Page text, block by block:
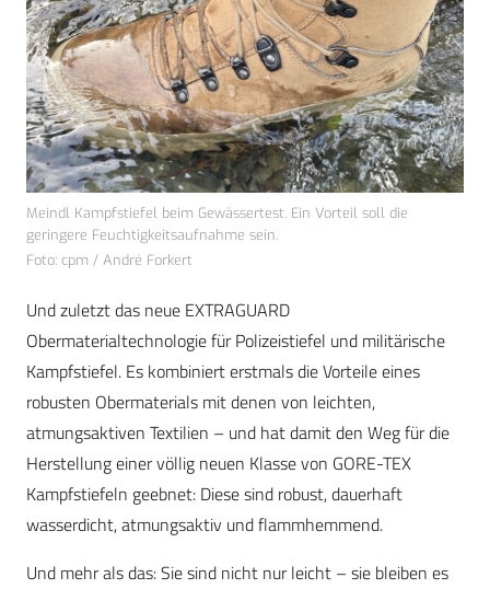
Meindl Kampfstiefel beim Gewässertest. Ein Vorteil soll die
geringere Feuchtigkeitsaufnahme sein.
Foto: cpm / André Forkert
Und zuletzt das neue EXTRAGUARD
Obermaterialtechnologie für Polizeistiefel und militärische
Kampfstiefel. Es kombiniert erstmals die Vorteile eines
robusten Obermaterials mit denen von leichten,
atmungsaktiven Textilien – und hat damit den Weg für die
Herstellung einer völlig neuen Klasse von GORE-TEX
Kampfstiefeln geebnet: Diese sind robust, dauerhaft
wasserdicht, atmungsaktiv und flammhemmend.
Und mehr als das: Sie sind nicht nur leicht – sie bleiben es